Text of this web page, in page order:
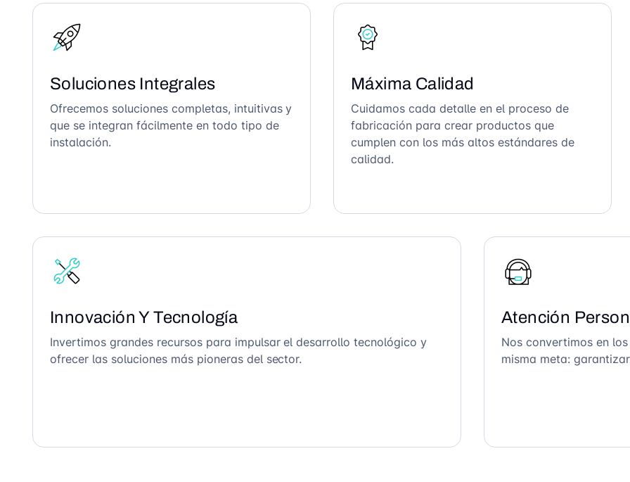
Soluciones Integrales
Ofrecemos soluciones completas, intuitivas y
que se integran fácilmente en todo tipo de
instalación.
Máxima Calidad
Cuidamos cada detalle en el proceso de
fabricación para crear productos que
cumplen con los más altos estándares de
calidad.
Innovación Y Tecnología
Invertimos grandes recursos para impulsar el desarrollo tecnológico y
ofrecer las soluciones más pioneras del sector.
Atención
Nos convertimos en
misma meta: